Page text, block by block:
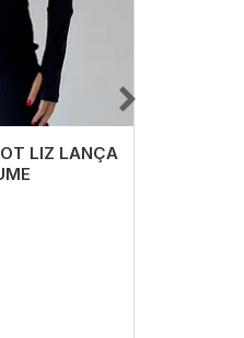
LIZ LANÇA